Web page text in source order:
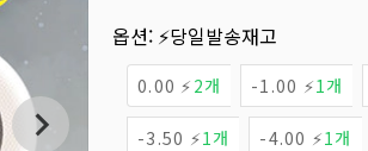
옵션: ⚡당일발송재고
0.00 ⚡ 2개 -1.00 ⚡1개
-3.50 ⚡1개 -4.00 ⚡1개